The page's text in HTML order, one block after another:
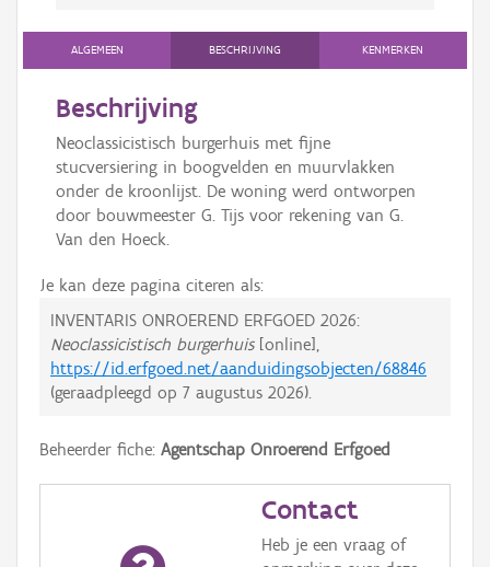
ALGEMEEN BESCHRIJVING KENMERKEN
Beschrijving
Neoclassicistisch burgerhuis met fijne
stucversiering in boogvelden en muurvlakken
onder de kroonlijst. De woning werd ontworpen
door bouwmeester G. Tijs voor rekening van G.
Van den Hoeck.
Je kan deze pagina citeren als:
INVENTARIS ONROEREND ERFGOED 2026:
Neoclassicistisch burgerhuis[online],
https://id.erfgoed.net/aanduidingsobjecten/68846
(geraadpleegd op 7 augustus 2026).
Beheerder fiche: Agentschap Onroerend Erfgoed
Contact
Heb je een vraag of